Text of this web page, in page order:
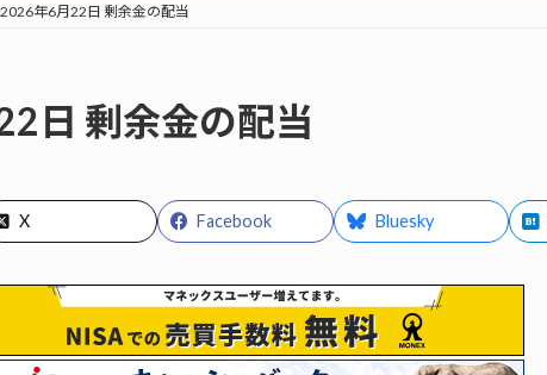
2026年6月22日 剰余金の配当
日 剰余金の配当
Facebook
X Bluesky